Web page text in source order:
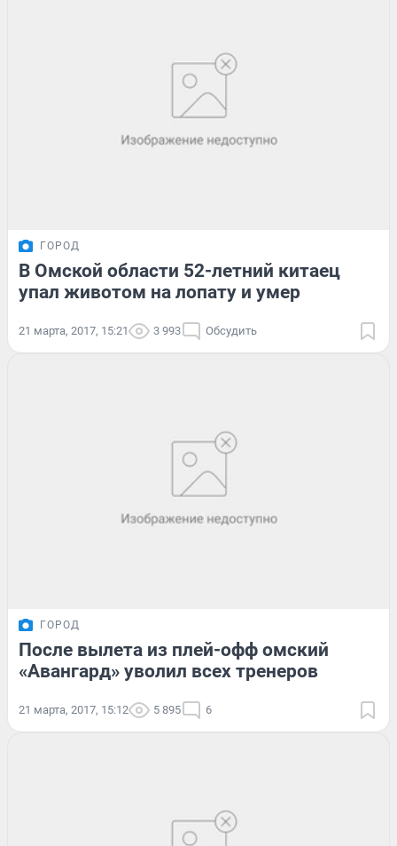
ГОРОД
В Омской области 52-летний китаец
упал животом на лопату и умер
21 марта, 2017, 15:21 3 993 Обсудить
ГОРОД
После вылета из плей-офф омский
«Авангард» уволил всех тренеров
21 марта, 2017, 15:12 5 895 6